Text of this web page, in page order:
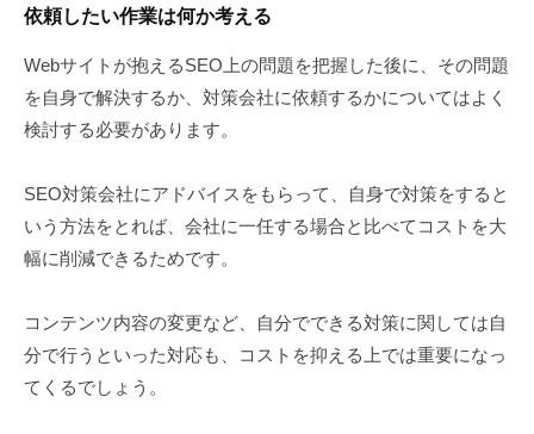
依頼したい作業は何か考える
Webサイトが抱えるSEO上の問題を把握した後に、その問題
を自身で解決するか、対策会社に依頼するかについてはよく
検討する必要があります。
SEO対策会社にアドバイスをもらって、自身で対策をすると
いう方法をとれば、会社に一任する場合と比べてコストを大
幅に削減できるためです。
コンテンツ内容の変更など、自分でできる対策に関しては自
分で行うといった対応も、コストを抑える上では重要になっ
てくるでしょう。